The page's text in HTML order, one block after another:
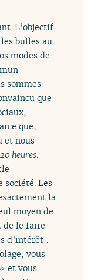
L’objectif
bulles au
modes de
sommes
que
que,
et nous
heures.
Les
la
moyen de
de le faire
d’intérêt :
vous
et vous